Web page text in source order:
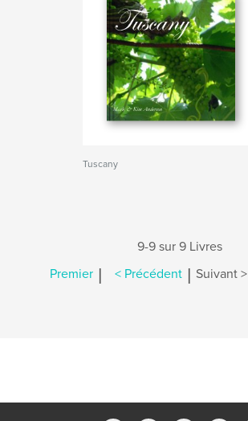
Tuscany
9-9 sur 9 Livres
Premier | < Précédent | Suivant >